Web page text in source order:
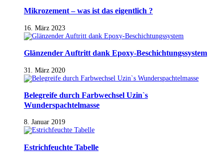
Mikrozement – was ist das eigentlich ?
16. März 2023
Glänzender Auftritt dank Epoxy-Beschichtungssystem
31. März 2020
Belegreife durch Farbwechsel Uzin`s
Wunderspachtelmasse
8. Januar 2019
Estrichfeuchte Tabelle